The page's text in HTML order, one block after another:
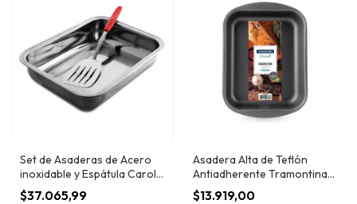
Set de Asaderas de Acero
inoxidable y Espátula Carol
3pzs
$37.065,99
Asadera Alta de Teflón
Antiadherente Tramontina
Brasil 22cm
$13.919,00